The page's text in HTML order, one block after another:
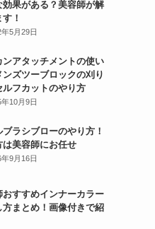
効果がある？美容師が解
！
5月29日
ンアタッチメントの使い
ンズツーブロックの刈り
ルフカットのやり方
10月9日
ブラシブローのやり方！
は美容師にお任せ
9月16日
おすすめインナーカラー
方まとめ！画像付きで紹